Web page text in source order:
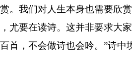
。我们对人生本身也需要欣
尤要在读诗。这并非要求大
首，不会做诗也会吟。”诗